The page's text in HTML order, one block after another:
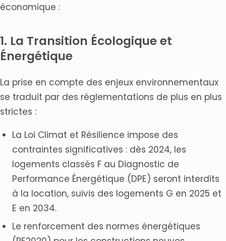
économique :
1. La Transition Écologique et
Énergétique
La prise en compte des enjeux environnementaux
se traduit par des réglementations de plus en plus
strictes :
La Loi Climat et Résilience impose des
contraintes significatives : dès 2024, les
logements classés F au Diagnostic de
Performance Énergétique (DPE) seront interdits
à la location, suivis des logements G en 2025 et
E en 2034.
Le renforcement des normes énergétiques